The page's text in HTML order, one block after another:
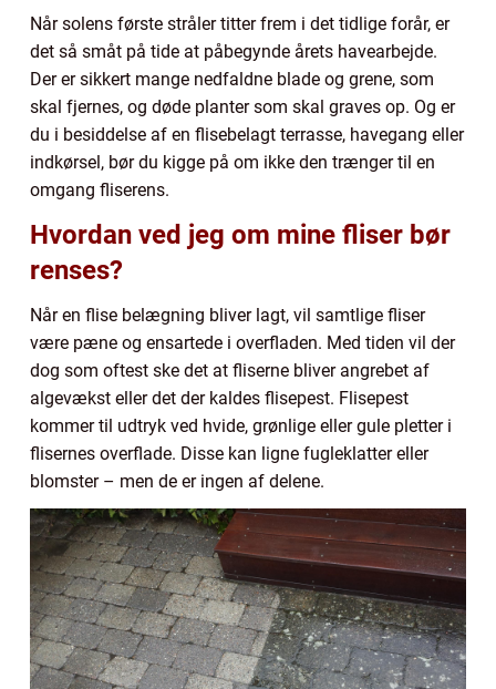
Når solens første stråler titter frem i det tidlige forår, er
det så småt på tide at påbegynde årets havearbejde.
Der er sikkert mange nedfaldne blade og grene, som
skal fjernes, og døde planter som skal graves op. Og er
du i besiddelse af en flisebelagt terrasse, havegang eller
indkørsel, bør du kigge på om ikke den trænger til en
omgang fliserens.
Hvordan ved jeg om mine fliser bør
renses?
Når en flise belægning bliver lagt, vil samtlige fliser
være pæne og ensartede i overfladen. Med tiden vil der
dog som oftest ske det at fliserne bliver angrebet af
algevækst eller det der kaldes flisepest. Flisepest
kommer til udtryk ved hvide, grønlige eller gule pletter i
flisernes overflade. Disse kan ligne fugleklatter eller
blomster – men de er ingen af delene.